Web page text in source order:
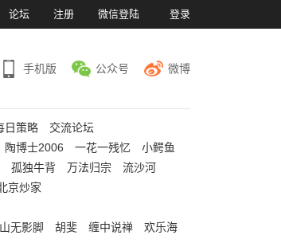
论坛 注册 微信登陆 登录
手机版 公众号 微博
日策略
交流论坛
陶博士2006 一花一残忆
小鳄鱼
孤独牛背 万法归宗
流沙河
京炒家
无影脚 胡斐 缠中说禅
欢乐海